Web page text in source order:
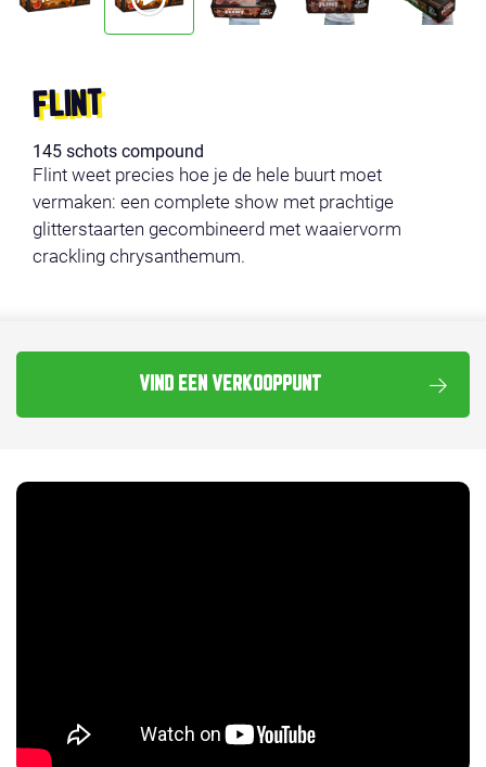
FLINT
145 schots compound
Flint weet precies hoe je de hele buurt moet
vermaken: een complete show met prachtige
glitterstaarten gecombineerd met waaiervorm
crackling chrysanthemum.
VIND EEN VERKOOPPUNT